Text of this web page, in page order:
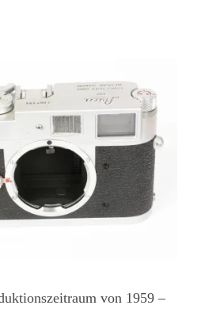
von 1959 –